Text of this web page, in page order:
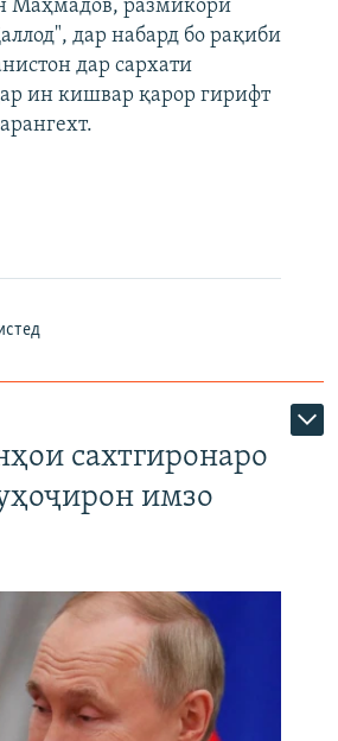
360p 480p
1080p
480p
Маҳмадов, размикори
дар набард бо рақиби
дар сархати
ин кишвар қарор гирифт
сахтгиронаро
имзо